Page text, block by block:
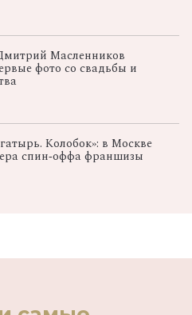
Масленников
фото со свадьбы и
Колобок»: в Москве
спин‑оффа франшизы